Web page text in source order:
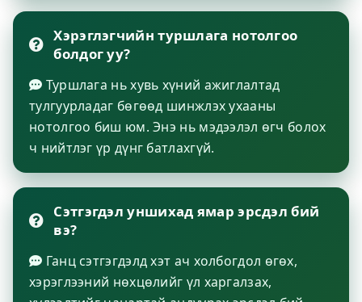
Хэрэглэгчийн туршлага нотолгоо
болдог уу?
Туршлага нь хувь хүний ажиглалтад
тулгуурладаг бөгөөд шинжлэх ухааны
нотолгоо биш юм. Энэ нь мэдээлэл өгч болох
ч нийтлэг үр дүнг батлахгүй.
Сэтгэгдэл уншихад ямар эрсдэл бий
вэ?
Ганц сэтгэгдэлд хэт ач холбогдол өгөх,
хэрэглээний нөхцөлийг үл харгалзах,